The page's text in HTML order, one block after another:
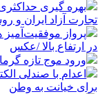
بهره گیری
تجارت آزاد ایران و
پرواز
در ارتفاع بالا /عکس
ورود موج تازه
اعدام با صندلی
برای خیانت به وطن